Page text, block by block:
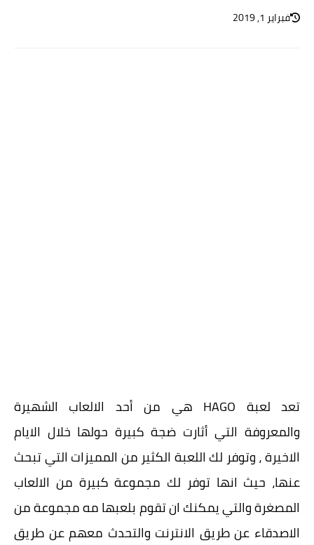
فبراير 1, 2019
تعد لعبة HAGO هي من أحد الالعاب الشهيرة
والمعروفة التي أثارت ضجة كبيرة حولها خلال الايام
الاخيرة ، وتوفر لك اللعبة الكثير من المميزات التي تبحث
عنها، حيث انها توفر لك مجموعة كبيرة من الالعاب
المصغرة والتي يمكنك ان تقوم بلعبها مه مجموعة من
الاصدقاء عن طريق الانترنت والتحدث معهم عن طريق